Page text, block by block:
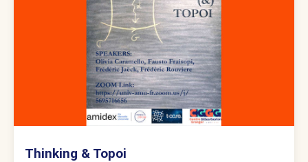
Thinking & Topoi